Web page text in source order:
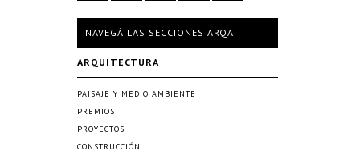
NAVEGÁ LAS SECCIONES ARQA
ARQUITECTURA
PAISAJE Y MEDIO AMBIENTE
PREMIOS
PROYECTOS
CONSTRUCCIÓN